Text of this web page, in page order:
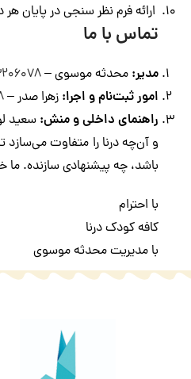
ارائه فرم نظر سنجی در پایان
تماس با ما
مدیر: محدثه موسوی –
امور ثبت‌نام و اجرا: زهرا صدر –
راهنمای داخلی و منش: سعید
و آن‌چه درنا را متفاوت می‌سازد
باشد، چه پیشنهادی سازنده. ما
با احترام
کافه کودک درنا
با مدیریت محدثه موسوی